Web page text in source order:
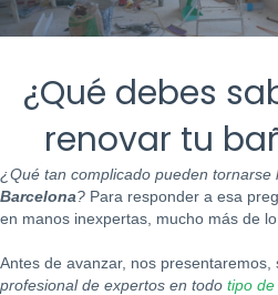
¿Qué debes
renovar tu
¿Qué tan complicado pueden tornarse
Barcelona? Para responder a esa
en manos inexpertas, mucho más de
Antes de avanzar, nos presentaremos,
profesional de expertos en todo tipo